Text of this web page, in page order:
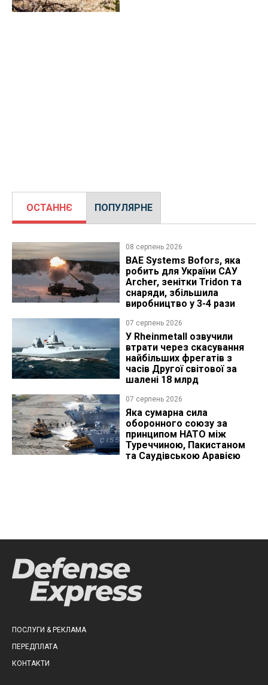
ОСТАННЄ ПОПУЛЯРНЕ
08 серпень 2026
BAE Systems Bofors, яка
робить для України САУ
Archer, зенітки Tridon та
снаряди, збільшила
виробництво у 3-4 рази
07 серпень 2026
У Rheinmetall озвучили
втрати через скасування
найбільших фрегатів з
часів Другої світової за
шалені 18 млрд
07 серпень 2026
Яка сумарна сила
оборонного союзу за
принципом НАТО між
Туреччиною, Пакистаном
та Саудівською Аравією
ПОСЛУГИ & РЕКЛАМА
ПЕРЕДПЛАТА
КОНТАКТИ